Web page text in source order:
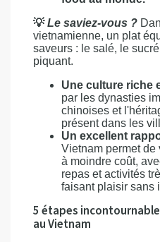
💡Le saviez-vous ?
vietnamienne, un plat
saveurs : le salé, le
piquant.
Une culture riche
par les dynasties
chinoises et
présent dans les
Un excellent
Vietnam permet de
à moindre coût,
repas et activités
faisant plaisir sans
5 étapes
au Vietnam